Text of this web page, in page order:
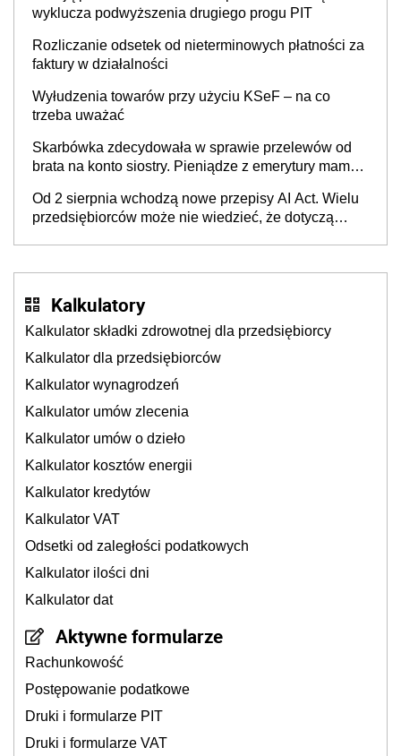
wyklucza podwyższenia drugiego progu PIT
Rozliczanie odsetek od nieterminowych płatności za
faktury w działalności
Wyłudzenia towarów przy użyciu KSeF – na co
trzeba uważać
Skarbówka zdecydowała w sprawie przelewów od
brata na konto siostry. Pieniądze z emerytury mamy
będzie
Od 2 sierpnia wchodzą nowe przepisy AI Act. Wielu
przedsiębiorców może nie wiedzieć, że dotyczą
Kalkulatory
Kalkulator składki zdrowotnej dla przedsiębiorcy
Kalkulator dla przedsiębiorców
Kalkulator wynagrodzeń
Kalkulator umów zlecenia
Kalkulator umów o dzieło
Kalkulator kosztów energii
Kalkulator kredytów
Kalkulator VAT
Odsetki od zaległości podatkowych
Kalkulator ilości dni
Kalkulator dat
Aktywne formularze
Rachunkowość
Postępowanie podatkowe
Druki i formularze PIT
Druki i formularze VAT